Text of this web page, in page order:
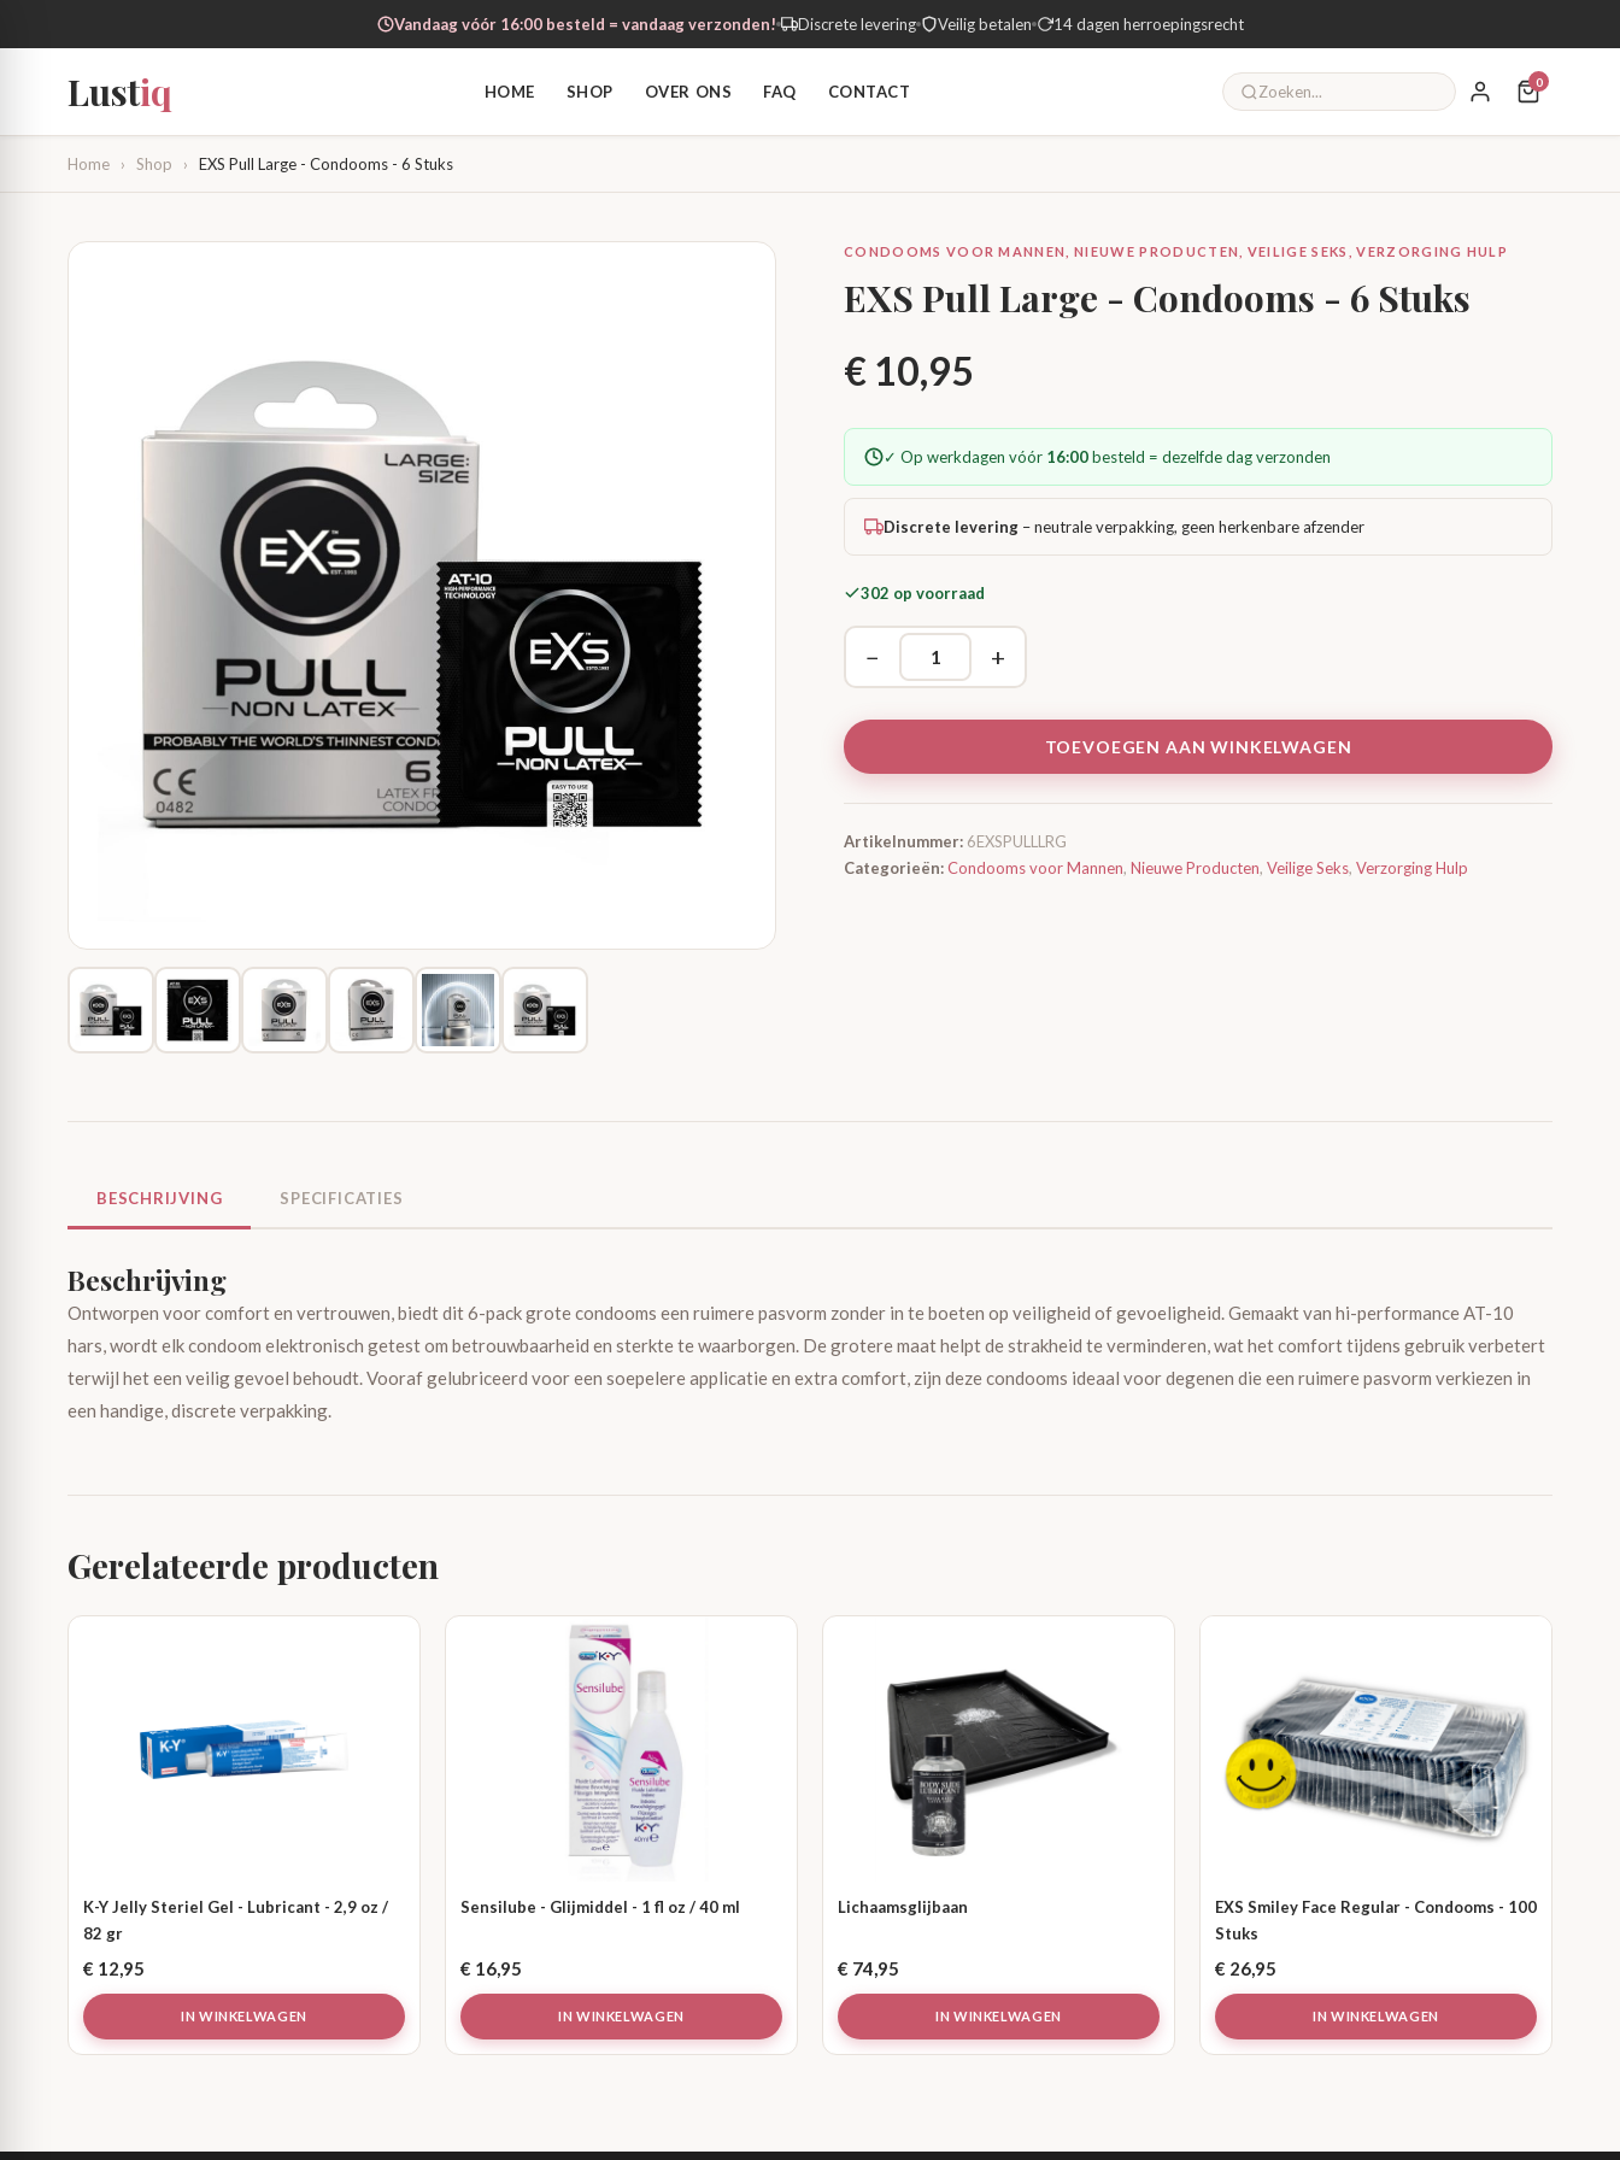
Vandaag vóór 16:00 besteld = vandaag verzonden! Discrete levering Veilig betalen 14 dagen herroepingsrecht
Lustiq HOME SHOP OVER ONS FAQ CONTACT
0
Home › Shop › EXS Pull Large - Condooms - 6 Stuks
CONDOOMS VOOR MANNEN, NIEUWE PRODUCTEN, VEILIGE SEKS, VERZORGING HULP
EXS Pull Large - Condooms - 6 Stuks
€ 10,95
✓ Op werkdagen vóór 16:00besteld = dezelfde dag verzonden
Discrete levering – neutrale verpakking, geen herkenbare afzender
302 op voorraad
− +
TOEVOEGEN AAN WINKELWAGEN
Artikelnummer: 6EXSPULLLRG
Categorieën:Condooms voor Mannen, Nieuwe Producten, Veilige Seks, Verzorging Hulp
BESCHRIJVING SPECIFICATIES
Beschrijving
Ontworpen voor comfort en vertrouwen, biedt dit 6-pack grote condooms een ruimere pasvorm zonder in te boeten op veiligheid of gevoeligheid. Gemaakt van hi-performance AT-10
hars, wordt elk condoom elektronisch getest om betrouwbaarheid en sterkte te waarborgen. De grotere maat helpt de strakheid te verminderen, wat het comfort tijdens gebruik verbetert
terwijl het een veilig gevoel behoudt. Vooraf gelubriceerd voor een soepelere applicatie en extra comfort, zijn deze condooms ideaal voor degenen die een ruimere pasvorm verkiezen in
een handige, discrete verpakking.
Gerelateerde producten
K-Y Jelly Steriel Gel - Lubricant - 2,9 oz /
82 gr
€ 12,95
IN WINKELWAGEN
Sensilube - Glijmiddel - 1 fl oz / 40 ml
€ 16,95
IN WINKELWAGEN
Lichaamsglijbaan
€ 74,95
IN WINKELWAGEN
EXS Smiley Face Regular - Condooms - 100
Stuks
€ 26,95
IN WINKELWAGEN